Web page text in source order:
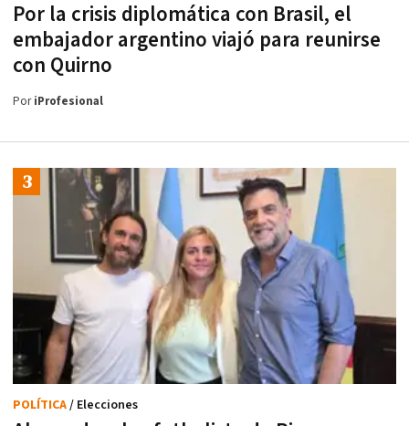
Por la crisis diplomática con Brasil, el
embajador argentino viajó para reunirse
con Quirno
PoriProfesional
POLÍTICA/ Elecciones